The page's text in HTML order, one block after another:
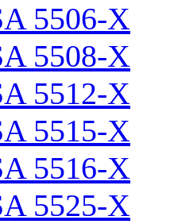
5506-X
5508-X
5512-X
5515-X
5516-X
5525-X